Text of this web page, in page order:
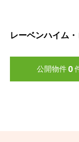
レーベンハイム
公開物件0